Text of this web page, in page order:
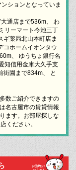
ションとなっていま
通店まで536m、 わ
リーマート今池三丁
ギ薬局北山本町店ま
コホームイオンタウ
、 ゆうちょ銀行名
知信用金庫大久手支
街園まで834m、 と
数ご紹介できますの
名古屋市の賃貸情報
ます。お部屋探しな
ください。